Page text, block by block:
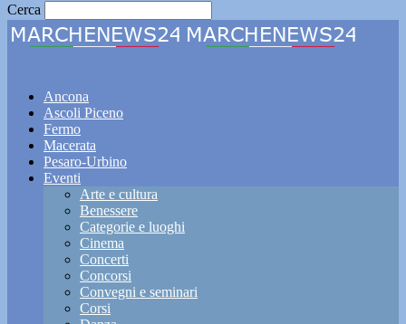
Cerca
Ancona
Ascoli Piceno
Fermo
Macerata
Pesaro-Urbino
Eventi
Arte e cultura
Benessere
Categorie e luoghi
Cinema
Concerti
Concorsi
Convegni e seminari
Corsi